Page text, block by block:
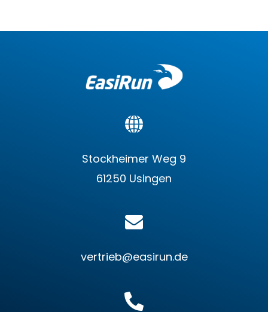
Stockheimer Weg 9
61250 Usingen
vertrieb@easirun.de